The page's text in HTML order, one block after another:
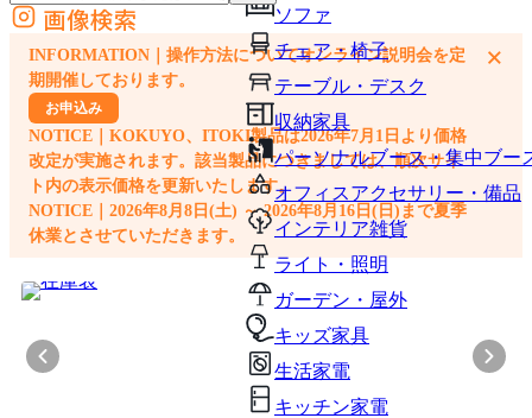
ソファ
チェア・椅子
テーブル・デスク
収納家具
パーソナルブース・集中ブー
オフィスアクセサリー・備品
インテリア雑貨
ライト・照明
ガーデン・屋外
キッズ家具
生活家電
キッチン家電
外部サイトの商品をカートに追加
他のサイトで見つけた商品ページのURLを貼り付けて、カートに追加できます
画像検索
INFORMATION｜操作方法についてオンライン説明会を定
期開催しております。
お申込み
NOTICE｜KOKUYO、ITOKI製品は2026年7月1日より価格
改定が実施されます。該当製品につきましては、順次サイ
ト内の表示価格を更新いたします。
NOTICE｜2026年8月8日(土) ～ 2026年8月16日(日)まで夏季
休業とさせていただきます。
×